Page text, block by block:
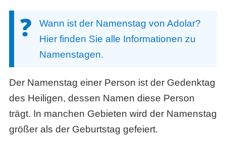
Wann ist der Namenstag von Adolar?
Hier finden Sie alle Informationen zu
Namenstagen.
Der Namenstag einer Person ist der Gedenktag
des Heiligen, dessen Namen diese Person
trägt. In manchen Gebieten wird der Namenstag
größer als der Geburtstag gefeiert.